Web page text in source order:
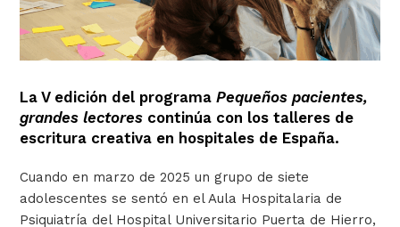
La V edición del programaPequeños pacientes,
grandes lectores continúa con los talleres de
escritura creativa en hospitales de España.
Cuando en marzo de 2025 un grupo de siete
adolescentes se sentó en el Aula Hospitalaria de
Psiquiatría del Hospital Universitario Puerta de Hierro,